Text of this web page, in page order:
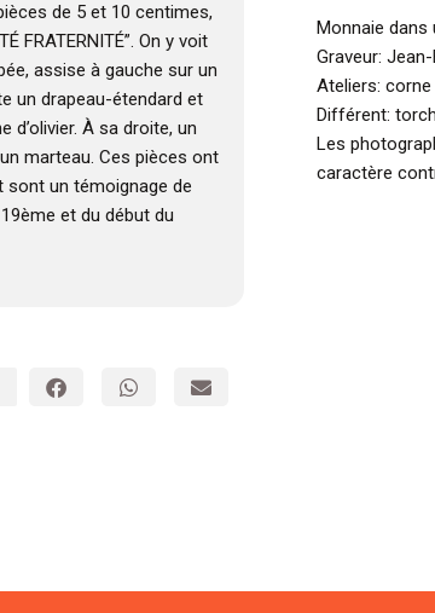
de 5 et 10 centimes,
FRATERNITÉ”. On y voit
assise à gauche sur un
un drapeau-étendard et
d’olivier. À sa droite, un
marteau. Ces pièces ont
sont un témoignage de
et du début du
Monnaie dans
Graveur:
Ateliers: corne
Différent:
Les
caractère